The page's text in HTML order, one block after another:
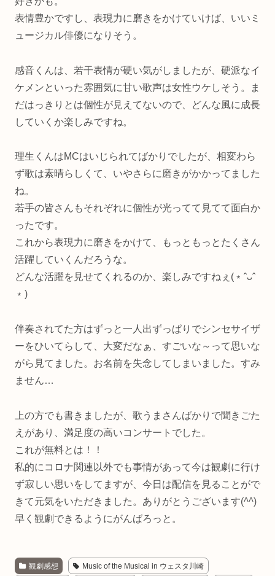
表情豊かですし、表現力に磨きをかけていけば、いいミ
ュージカル俳優になりそう。
感音くんは、若干表情が硬い気がしましたが、硬派なイ
ケメンといった雰囲気に甘い歌声は女性ウケしそう。ま
だはっきりとは個性が見えてないので、どんな風に成長
していくか楽しみですね。
理生くんはMCはいじられてばかりでしたが、相変わら
ず歌は素晴らしくて、いやさらに磨きがかかってました
ね。
若手の皆さんもそれぞれに個性が光ってて見てて面白か
ったです。
これから表現力に磨きをかけて、もっともっとたくさん
活躍していくんだろうな。
どんな活躍を見せてくれるのか、楽しみですねぇ(﹡ˆᴗˆ
﹡)
伴奏されてた方はずっと一人出ずっぱりでシンセサイザ
ーをひいてらして、大変だなぁ、すごいな～って思いな
がら見てました。お名前を失念してしまいました。すみ
ません…
上の方でも書きましたが、歌うまさんばかりで聞きごた
えがあり、満足度の高いコンサートでした。
これが無料とは！！
私的にコロナ関連以外でも事情があって今は観劇に行け
ず寂しい思いをしてますが、今日は配信を見ることがで
きて元気をいただきました。ありがとうございます(^^)
早く観劇できるようにがんばろっと。
観劇感想 Music of the Musical in ウェスタ川崎